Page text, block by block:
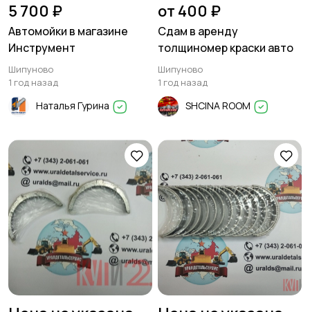
5 700 ₽
Автомойки в магазине
Инструмент
Шипуново
1 год назад
Наталья Гурина
от 400 ₽
Сдам в аренду
толщиномер краски авто
Шипуново
1 год назад
SHCINA ROOM